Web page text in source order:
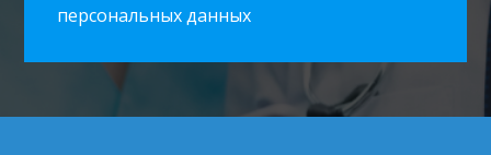
персональных данных